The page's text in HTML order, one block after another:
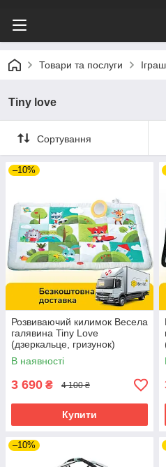
Товари та послуги
Tiny love
Сортування
–10%
Розвиваючий килимок Весела
галявина Tiny Love
(дзеркальце, гризунок)
1205200030
В наявності
3 690 ₴ 4 100 ₴
Купити
–10%